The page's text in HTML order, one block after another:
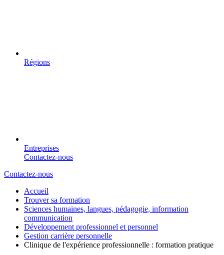
Régions
Entreprises
Contactez-nous
Contactez-nous
Accueil
Trouver sa formation
Sciences humaines, langues, pédagogie, information
communication
Développement professionnel et personnel
Gestion carrière personnelle
Clinique de l'expérience professionnelle : formation pratique